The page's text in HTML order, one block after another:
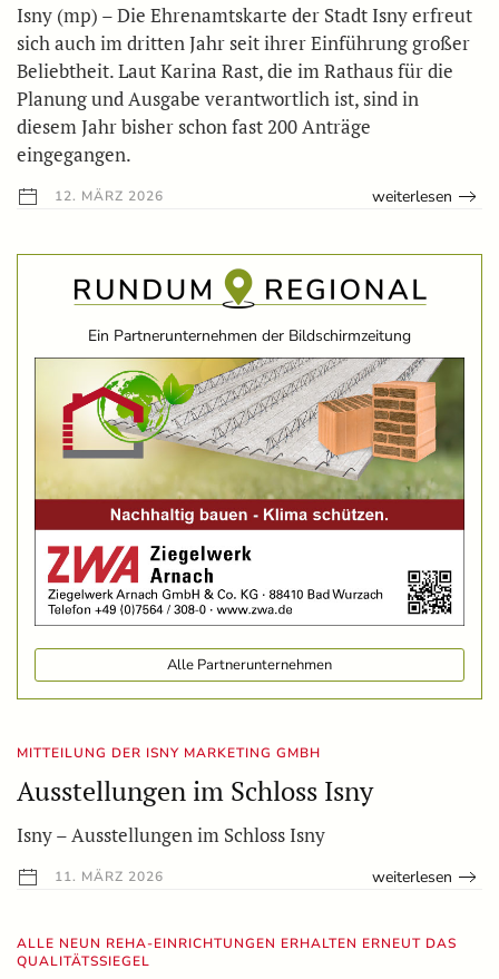
Isny (mp) – Die Ehrenamtskarte der Stadt Isny erfreut
sich auch im dritten Jahr seit ihrer Einführung großer
Beliebtheit. Laut Karina Rast, die im Rathaus für die
Planung und Ausgabe verantwortlich ist, sind in
diesem Jahr bisher schon fast 200 Anträge
eingegangen.
12. MÄRZ 2026 weiterlesen
Ein Partnerunternehmen der Bildschirmzeitung
Alle Partnerunternehmen
MITTEILUNG DER ISNY MARKETING GMBH
Ausstellungen im Schloss Isny
Isny – Ausstellungen im Schloss Isny
11. MÄRZ 2026 weiterlesen
ALLE NEUN REHA-EINRICHTUNGEN ERHALTEN ERNEUT DAS
QUALITÄTSSIEGEL